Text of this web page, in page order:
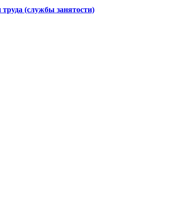
(службы занятости)